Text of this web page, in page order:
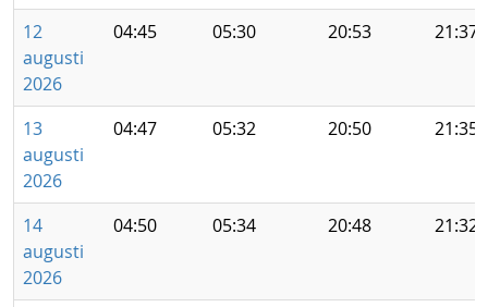
12
augusti
2026
04:45 05:30 20:53 21:37
13
augusti
2026
04:47 05:32 20:50 21:35
14
augusti
2026
04:50 05:34 20:48 21:32